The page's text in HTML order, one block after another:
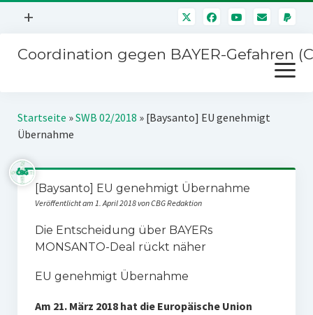
Menü
+
Mitmachen
Über uns
Kontakt
Impressum
Coordination gegen BAYER-Gefahren
Menü
öffnen
Kampagnen
Stichwort BAYER
Jahrestagung
SPENDEN
Startseite »SWB 02/2018 » [Baysanto] EU genehmigt
Übernahme
[Baysanto] EU genehmigt Übernahme
Veröffentlicht am 1. April 2018 von CBG Redaktion
Die Entscheidung über BAYERs
MONSANTO-Deal rückt näher
EU genehmigt Übernahme
Am 21. März 2018 hat die Europäische Union